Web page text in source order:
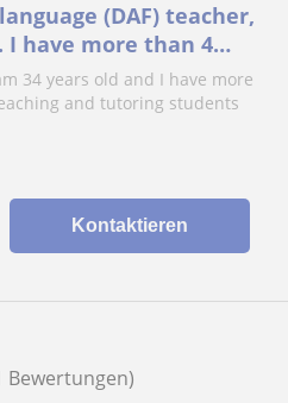
(DAF) teacher,
I have more than 4
at a
and the ÖSD
34 years old and I have more
and tutoring students
Kontaktieren
Bewertungen)